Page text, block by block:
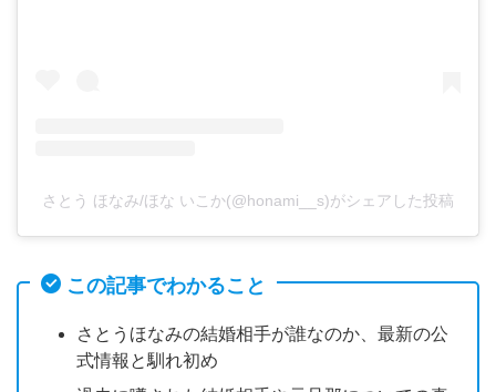
さとう ほなみ/ほな いこか(@honami__s)がシェアした投稿
この記事でわかること
さとうほなみの結婚相手が誰なのか、最新の公
式情報と馴れ初め